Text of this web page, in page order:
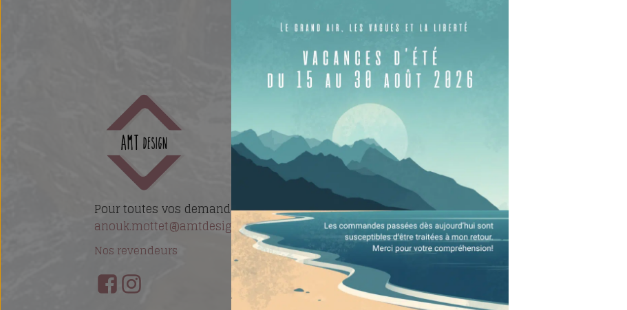
S'INSCRIRE
Pour toutes vos demandes, n'hésitez pas à me contacter :
anouk.mottet@amtdesign.ch
Nos revendeurs